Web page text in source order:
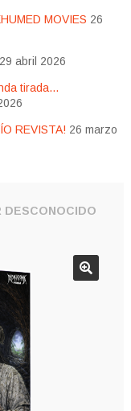
MOVIES 26
29 abril 2026
tirada…
REVISTA! 26 marzo
DESCONOCIDO